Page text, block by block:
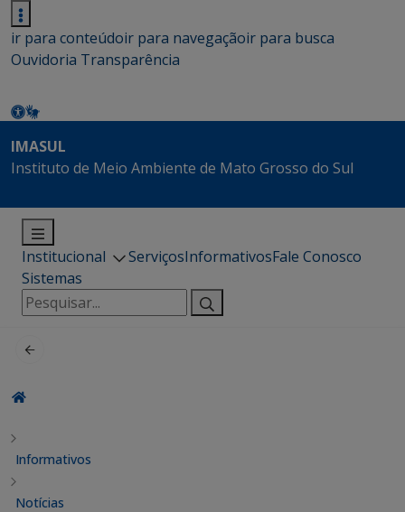
ir para conteúdoir para navegaçãoir para busca
Ouvidoria Transparência
IMASUL
Instituto de Meio Ambiente de Mato Grosso do Sul
Institucional ServiçosInformativosFale Conosco
Sistemas
Pesquisar
por:
Informativos
Notícias